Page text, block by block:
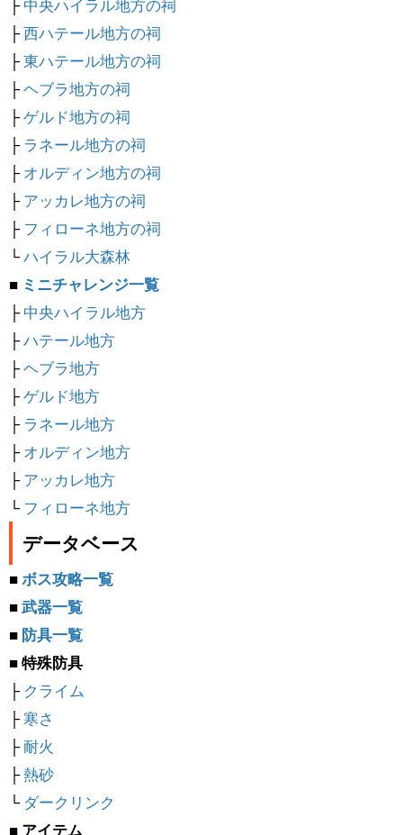
├中央ハイラル地方の祠
├西ハテール地方の祠
├東ハテール地方の祠
├ヘブラ地方の祠
├ゲルド地方の祠
├ラネール地方の祠
├オルディン地方の祠
├アッカレ地方の祠
├フィローネ地方の祠
└ハイラル大森林
■ ミニチャレンジ一覧
├中央ハイラル地方
├ハテール地方
├ヘブラ地方
├ゲルド地方
├ラネール地方
├オルディン地方
├アッカレ地方
└フィローネ地方
データベース
■ボス攻略一覧
■武器一覧
■ 防具一覧
■ 特殊防具
├ クライム
├寒さ
├耐火
├熱砂
└ ダークリンク
■ アイテム